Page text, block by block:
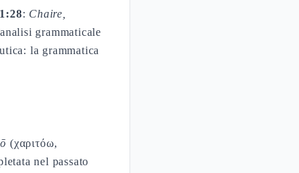
: Chaire,
grammaticale
la grammatica
(χαριτόω,
nel passato